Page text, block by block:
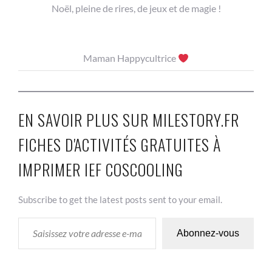
Noël, pleine de rires, de jeux et de magie !
Maman Happycultrice
EN SAVOIR PLUS SUR MILESTORY.FR
FICHES D'ACTIVITÉS GRATUITES À
IMPRIMER IEF COSCOOLING
Subscribe to get the latest posts sent to your email.
SAISISSEZ VOTRE ADRESSE E-MAIL…
Abonnez-vous